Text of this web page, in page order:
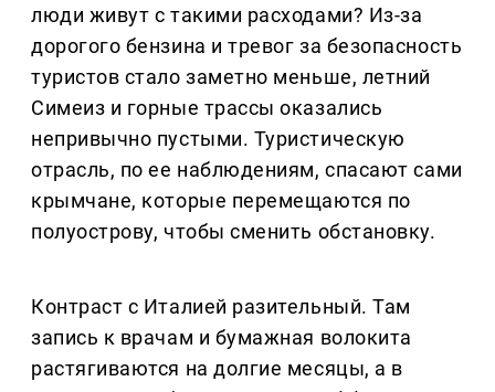
люди живут с такими расходами? Из-за
дорогого бензина и тревог за безопасность
туристов стало заметно меньше, летний
Симеиз и горные трассы оказались
непривычно пустыми. Туристическую
отрасль, по ее наблюдениям, спасают сами
крымчане, которые перемещаются по
полуострову, чтобы сменить обстановку.
Контраст с Италией разительный. Там
запись к врачам и бумажная волокита
растягиваются на долгие месяцы, а в